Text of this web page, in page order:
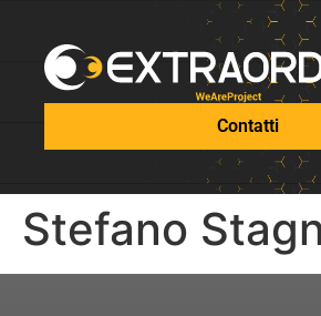
Contatti
Stefano